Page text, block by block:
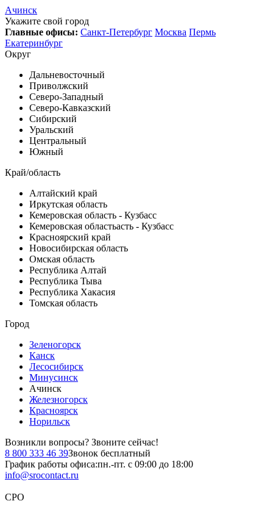
Ачинск
Укажите свой город
Главные офисы: Санкт-Петербург Москва Пермь
Екатеринбург
Округ
Дальневосточный
Приволжский
Северо-Западный
Северо-Кавказский
Сибирский
Уральский
Центральный
Южный
Край/область
Алтайский край
Иркутская область
Кемеровская область - Кузбасс
Кемеровская областьасть - Кузбасс
Красноярский край
Новосибирская область
Омская область
Республика Алтай
Республика Тыва
Республика Хакасия
Томская область
Город
Зеленогорск
Канск
Лесосибирск
Минусинск
Ачинск
Железногорск
Красноярск
Норильск
Возникли вопросы? Звоните сейчас!
8 800 333 46 39Звонок бесплатный
График работы офиса:пн.-пт. с 09:00 до 18:00
info@srocontact.ru
СРО